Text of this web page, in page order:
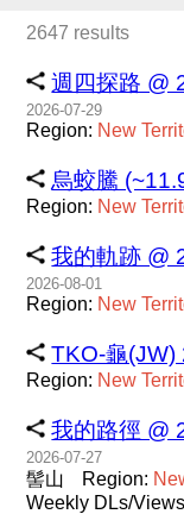
2647 results
週四探路 @
2026-07-29
Region: New
烏蛟騰
Region: New
我的軌跡 @
2026-08-01
Region: New
TKO-龜
Region: New
我的路徑 @
2026-07-27
髻山 Region:
Weekly DLs/